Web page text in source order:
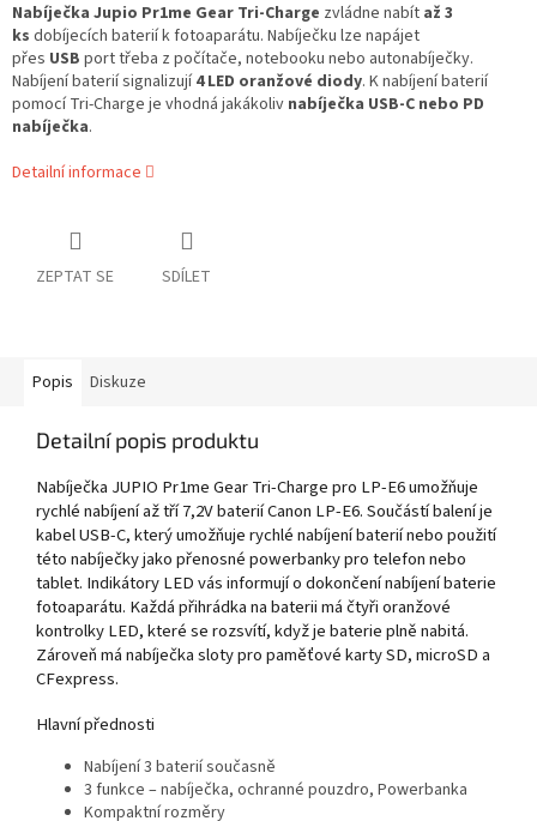
Nabíječka Jupio Pr1me Gear Tri-Charge zvládne nabít až 3
ks dobíjecích baterií k fotoaparátu. Nabíječku lze napájet
přes USB port třeba z počítače, notebooku nebo autonabíječky.
Nabíjení baterií signalizují 4 LED oranžové diody. K nabíjení baterií
pomocí Tri-Charge je vhodná jakákoliv nabíječka USB-C nebo PD
nabíječka.
Detailní informace
ZEPTAT SE SDÍLET
Popis Diskuze
Detailní popis produktu
Nabíječka JUPIO Pr1me Gear Tri-Charge pro LP-E6 umožňuje
rychlé nabíjení až tří 7,2V baterií Canon LP-E6. Součástí balení je
kabel USB-C, který umožňuje rychlé nabíjení baterií nebo použití
této nabíječky jako přenosné powerbanky pro telefon nebo
tablet. Indikátory LED vás informují o dokončení nabíjení baterie
fotoaparátu. Každá přihrádka na baterii má čtyři oranžové
kontrolky LED, které se rozsvítí, když je baterie plně nabitá.
Zároveň má nabíječka sloty pro paměťové karty SD, microSD a
CFexpress.
Hlavní přednosti
Nabíjení 3 baterií současně
3 funkce – nabíječka, ochranné pouzdro, Powerbanka
Kompaktní rozměry